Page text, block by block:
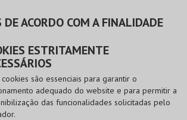
DE ACORDO COM A FINALIDADE
ESTRITAMENTE
cookies são essenciais para garantir o
adequado do website e para permitir a
das funcionalidades solicitadas pelo